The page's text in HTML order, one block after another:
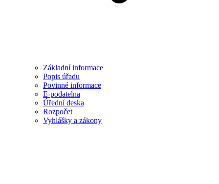
Základní informace
Popis úřadu
Povinné informace
E-podatelna
Úřední deska
Rozpočet
Vyhlášky a zákony